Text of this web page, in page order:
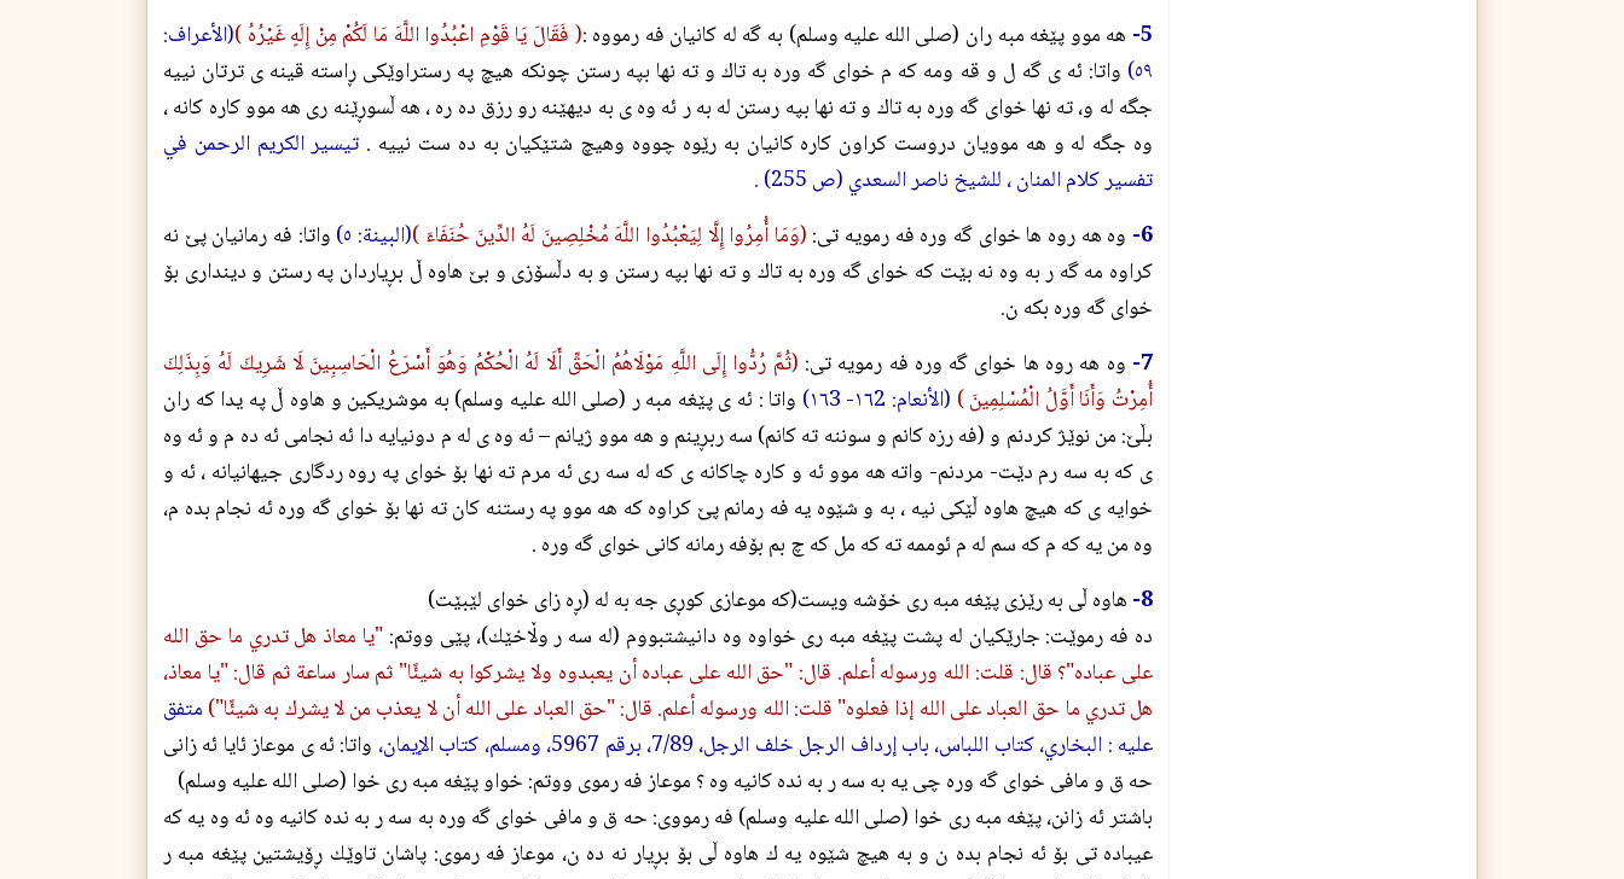
5- هه موو پێغه مبه ران (صلی الله علیه وسلم) به گه له كانيان فه رمووه :( فَقَالَ يَا قَوْمِ اعْبُدُوا اللَّهَ مَا لَكُمْ مِنْ إِلَهٍ غَيْرُهُ )(الأعراف:
٥٩) واتا: ئه ى گه ل و قه ومه كه م خواى گه وره به تاك و ته نها بپه رستن چونكه هيچ په رستراوێكى ڕاسته قينه ى ترتان نييه
جگه له و، ته نها خواى گه وره به تاك و ته نها بپه رستن له به ر ئه وه ى به ديهێنه رو رزق ده ره ، هه ڵسوڕێنه رى هه موو كاره كانه ،
وه جگه له و هه موويان دروست كراون كاره كانيان به رێوه چووه وهيچ شتێكيان به ده ست نييه . تيسير الكريم الرحمن في
تفسير كلام المنان ، للشيخ ناصر السعدي (ص 255) .
6- وه هه روه ها خواى گه وره فه رمويه تى: (وَمَا أُمِرُوا إِلَّا لِيَعْبُدُوا اللَّهَ مُخْلِصِينَ لَهُ الدِّينَ حُنَفَاءَ )(البينة: ٥)
واتا: فه رمانيان پێ نه
كراوه مه گه ر به وه نه بێت كه خواى گه وره به تاك و ته نها بپه رستن و به دڵسۆزى و بێ هاوه ڵ بڕياردان په رستن و ديندارى بۆ
خواى گه وره بكه ن.
7- وه هه روه ها خواى گه وره فه رمويه تى: (ثُمَّ رُدُّوا إِلَى اللَّهِ مَوْلَاهُمُ الْحَقِّ أَلَا لَهُ الْحُكْمُ وَهُوَ أَسْرَعُ الْحَاسِبِينَ لَا شَرِيكَ لَهُ وَبِذَلِكَ
أُمِرْتُ وَأَنَا أَوَّلُ الْمُسْلِمِينَ ) (الأنعام: ١٦2- ١٦3)
واتا : ئه ى پێغه مبه ر (صلی الله علیه وسلم) به موشريكين و هاوه ڵ په يدا كه ران
بڵێ: من نوێژ كردنم و (فه رزه كانم و سوننه ته كانم) سه ربڕينم و هه موو ژيانم – ئه وه ى له م دونيايه دا ئه نجامى ئه ده م و ئه وه
ى كه به سه رم دێت- مردنم- واته هه موو ئه و كاره چاكانه ى كه له سه رى ئه مرم ته نها بۆ خواى په روه ردگارى جيهانيانه ، ئه و
خوايه ى كه هيچ هاوه ڵێكى نيه ، به و شێوه يه فه رمانم پێ كراوه كه هه موو په رستنه كان ته نها بۆ خواى گه وره ئه نجام بده م،
وه من يه كه م كه سم له م ئوممه ته كه مل كه چ بم بۆفه رمانه كانى خواى گه وره .
8- هاوه ڵى به رێزى پێغه مبه رى خۆشه ويست(كه موعازى كوڕى جه به له (ڕه زای خوای لێبێت)
ده فه رموێت: جارێكيان له پشت پێغه مبه رى خواوه وه دانيشتبووم (له سه ر وڵاخێك)، پێى ووتم: "يا معاذ هل تدري ما حق الله
على عباده"؟ قال: قلت: الله ورسوله أعلم. قال: "حق الله على عباده أن يعبدوه ولا يشركوا به شيئًا" ثم سار ساعة ثم قال: "يا معاذ،
هل تدري ما حق العباد على الله إذا فعلوه" قلت: الله ورسوله أعلم. قال: "حق العباد على الله أن لا يعذب من لا يشرك به شيئًا") متفق
عليه : البخاري، كتاب اللباس، باب إرداف الرجل خلف الرجل، 7/89، برقم 5967، ومسلم، كتاب الإيمان،
واتا: ئه ى موعاز ئايا ئه زانى
حه ق و مافى خواى گه وره چى يه به سه ر به نده كانيه وه ؟ موعاز فه رموى ووتم: خواو پێغه مبه رى خوا (صلی الله علیه وسلم)
باشتر ئه زانن، پێغه مبه رى خوا (صلی الله علیه وسلم) فه رمووى: حه ق و مافى خواى گه وره به سه ر به نده كانيه وه ئه وه يه كه
عيباده تى بۆ ئه نجام بده ن و به هيچ شێوه يه ك هاوه ڵى بۆ بڕيار نه ده ن، موعاز فه رموى: پاشان تاوێك ڕۆيشتين پێغه مبه ر